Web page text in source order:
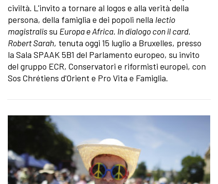
civiltà. L'invito a tornare al logos e alla verità della
persona, della famiglia e dei popoli nella lectio
magistralissu Europa e Africa. In dialogo con il card.
Robert Sarah, tenuta oggi 15 luglio a Bruxelles, presso
la Sala SPAAK 5B1 del Parlamento europeo, su invito
del gruppo ECR, Conservatori e riformisti europei, con
Sos Chrétiens d'Orient e Pro Vita e Famiglia.